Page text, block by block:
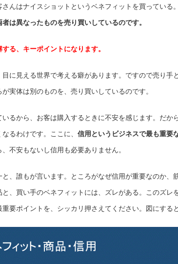
さんはナイスショットというベネフィットを買っている
者は異なったものを売り買いしているのです。
る、キーポイントになります。
目に見える世界で考える癖があります。ですので売り手
実体は別のものを、売り買いしているのです。
いるから、お客は購入するときに不安を感じます。だか
るわけです。ここに、 信用というビジネスで最も重要
不安もないし信用も必要ありません。
と、誰もが言います。ところがなぜ信用が重要なのか、
と、買い手のベネフィットには、ズレがある。このズレ
要ポイントを、シッカリ押さえてください。図にする